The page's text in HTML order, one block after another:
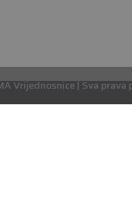
Vrijednosnice | Sva